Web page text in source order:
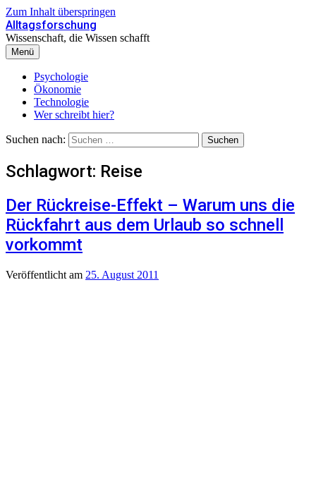
Zum Inhalt überspringen
Alltagsforschung
Wissenschaft, die Wissen schafft
Menü
Psychologie
Ökonomie
Technologie
Wer schreibt hier?
Suchen nach:
Schlagwort: Reise
Der Rückreise-Effekt – Warum uns die
Rückfahrt aus dem Urlaub so schnell
vorkommt
Veröffentlicht am 25. August 2011